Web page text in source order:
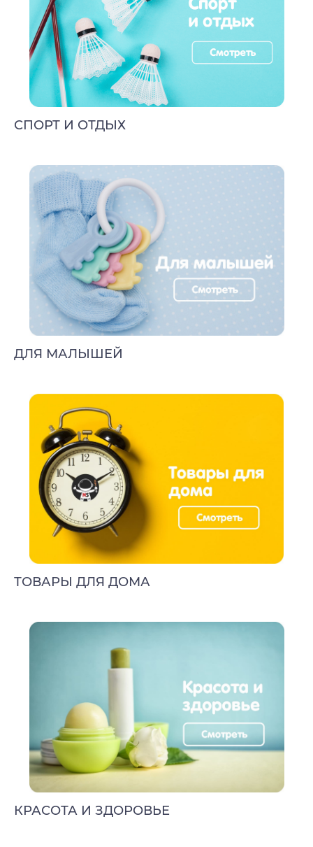
СПОРТ И ОТДЫХ
ДЛЯ МАЛЫШЕЙ
ТОВАРЫ ДЛЯ ДОМА
КРАСОТА И ЗДОРОВЬЕ